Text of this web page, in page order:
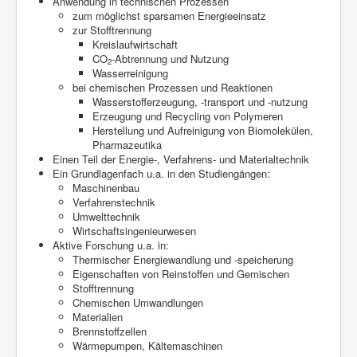
zum möglichst sparsamen Energieeinsatz
zur Stofftrennung
Kreislaufwirtschaft
CO2-Abtrennung und Nutzung
Wasserreinigung
bei chemischen Prozessen und Reaktionen
Wasserstofferzeugung, -transport und -nutzung
Erzeugung und Recycling von Polymeren
Herstellung und Aufreinigung von Biomolekülen,
Pharmazeutika
Einen Teil der Energie-, Verfahrens- und Materialtechnik
Ein Grundlagenfach u.a. in den Studiengängen:
Maschinenbau
Verfahrenstechnik
Umwelttechnik
Wirtschaftsingenieurwesen
Aktive Forschung u.a. in:
Thermischer Energiewandlung und -speicherung
Eigenschaften von Reinstoffen und Gemischen
Stofftrennung
Chemischen Umwandlungen
Materialien
Brennstoffzellen
Wärmepumpen, Kältemaschinen